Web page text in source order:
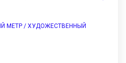
МЕТР / ХУДОЖЕСТВЕННЫЙ